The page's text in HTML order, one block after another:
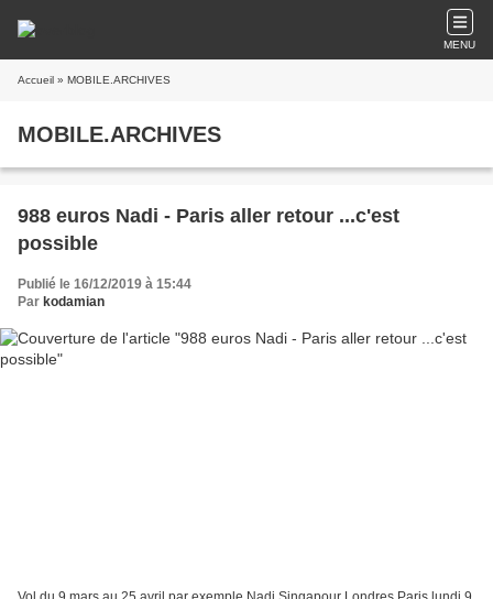
MENU
Accueil » MOBILE.ARCHIVES
MOBILE.ARCHIVES
988 euros Nadi - Paris aller retour ...c'est
possible
Publié le 16/12/2019 à 15:44
Par kodamian